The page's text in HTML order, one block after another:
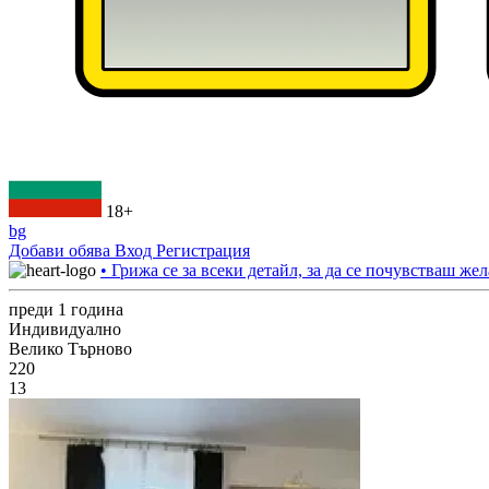
18+
bg
Добави обява Вход Регистрация
• Грижа се за всеки детайл, за да се почувстваш
преди 1 година
Индивидуално
Велико Търново
220
13